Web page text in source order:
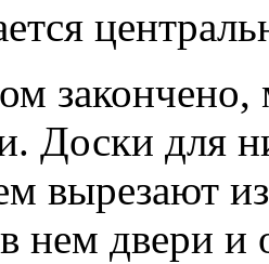
Доски для
вырезают
нем двери и